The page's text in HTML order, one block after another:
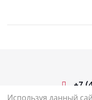
+7
Используя данный